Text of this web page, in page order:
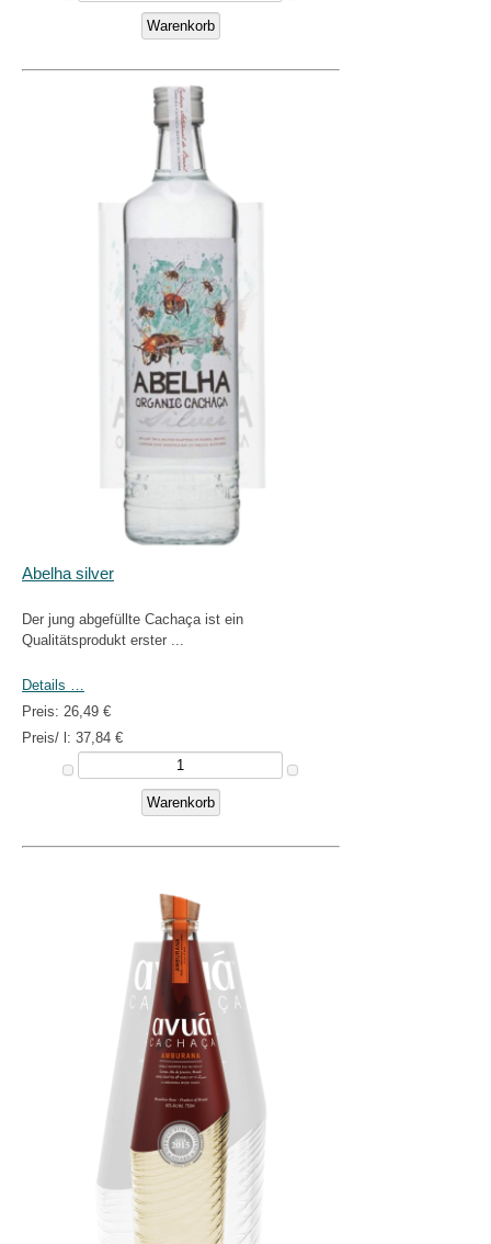
Abelha silver
Der jung abgefüllte Cachaça ist ein
Qualitätsprodukt erster ...
Details …
Preis: 26,49 €
Preis/ l: 37,84 €